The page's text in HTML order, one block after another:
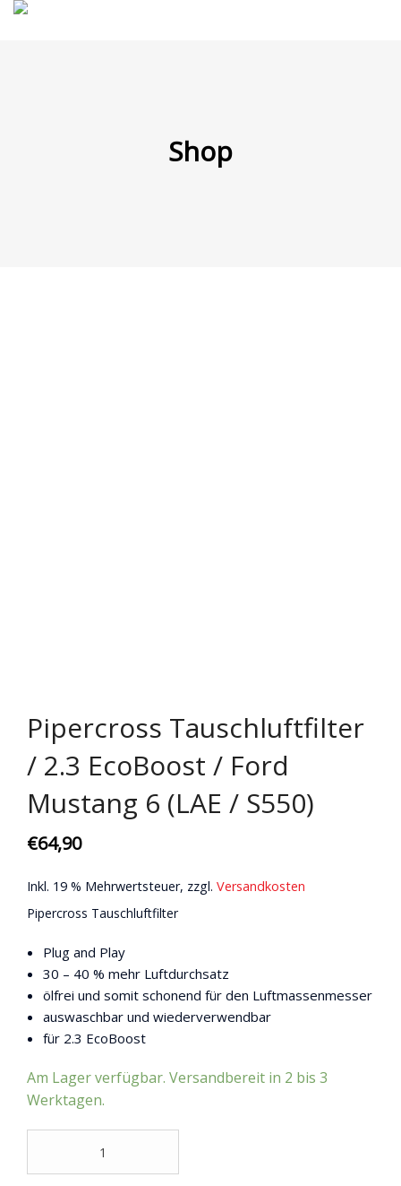
Shop
Pipercross Tauschluftfilter
/ 2.3 EcoBoost / Ford
Mustang 6 (LAE / S550)
€64,90
Inkl. 19 % Mehrwertsteuer, zzgl. Versandkosten
Pipercross Tauschluftfilter
Plug and Play
30 – 40 % mehr Luftdurchsatz
ölfrei und somit schonend für den Luftmassenmesser
auswaschbar und wiederverwendbar
für 2.3 EcoBoost
Am Lager verfügbar. Versandbereit in 2 bis 3
Werktagen.
Tauschluftfilter
/